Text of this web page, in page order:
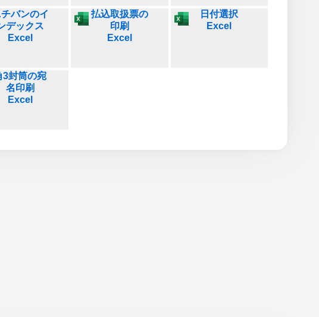
バンのイ
デックス
Excel
払込取扱票の
印刷
Excel
日付選択
Excel
3封筒の宛
名印刷
Excel